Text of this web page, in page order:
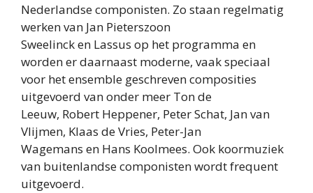
Nederlandse componisten. Zo staan regelmatig
werken van Jan Pieterszoon
Sweelinck en Lassus op het programma en
worden er daarnaast moderne, vaak speciaal
voor het ensemble geschreven composities
uitgevoerd van onder meer Ton de
Leeuw, Robert Heppener, Peter Schat, Jan van
Vlijmen, Klaas de Vries, Peter-Jan
Wagemans en Hans Koolmees. Ook koormuziek
van buitenlandse componisten wordt frequent
uitgevoerd.